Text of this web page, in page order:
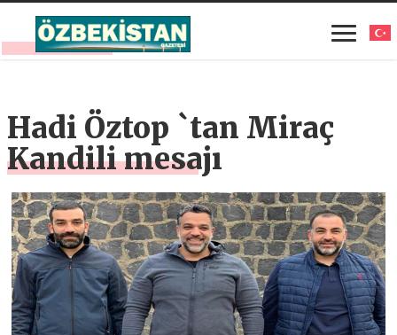
Hadi Öztop `tan Miraç
Kandili mesajı